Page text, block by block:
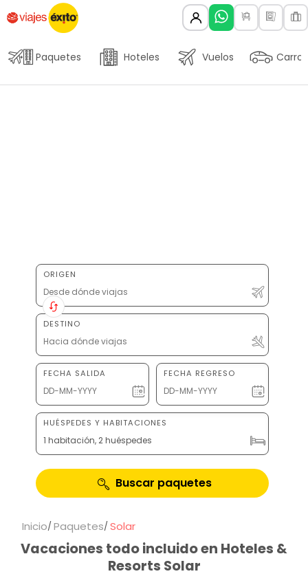
Paquetes Hoteles Vuelos Carros
ORIGEN
DESTINO
FECHA SALIDA FECHA REGRESO
HUÉSPEDES Y HABITACIONES
1 habitación, 2 huéspedes
Buscar paquetes
Inicio Paquetes Solar
Vacaciones todo incluido en Hoteles &
Resorts Solar